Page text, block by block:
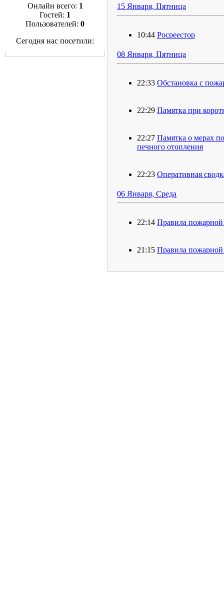
Онлайн всего: 1
Гостей: 1
Пользователей: 0
Сегодня нас посетили:
15 Января, Пятница
10:44 Росреестор
08 Января, Пятница
22:33 Обстановка с
22:29 Памятка при
22:27 Памятка о мерах
печного отопления
22:23 Оперативная
06 Января, Среда
22:14 Правила пожарной
21:15 Правила пожарной